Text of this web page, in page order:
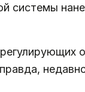
системы